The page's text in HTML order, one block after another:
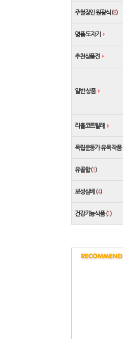
주철장인 원광식 (8)
명품 도자기
추천상품전
일반 상품
리올코르틸레
독립운동가 유묵 작품
유골함 (1)
보성삼베 (4)
건강기능식품 (1)